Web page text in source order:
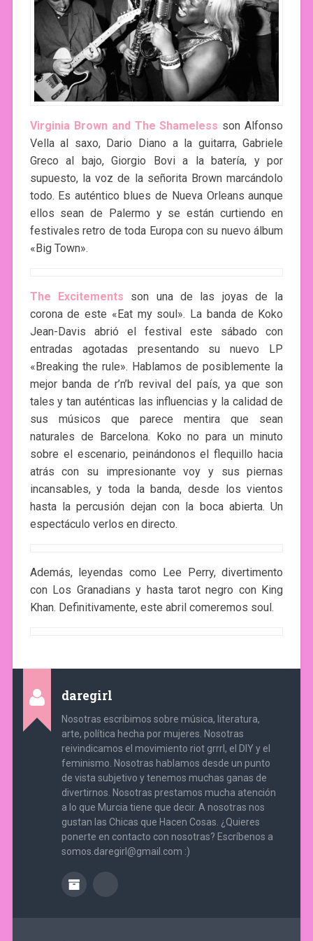
Virginia Brown and The Shameless son Alfonso
Vella al saxo, Dario Diano a la guitarra, Gabriele
Greco al bajo, Giorgio Bovi a la batería, y por
supuesto, la voz de la señorita Brown marcándolo
todo. Es auténtico blues de Nueva Orleans aunque
ellos sean de Palermo y se están curtiendo en
festivales retro de toda Europa con su nuevo álbum
«Big Town».
The Excitements son una de las joyas de la
corona de este «Eat my soul». La banda de Koko
Jean-Davis abrió el festival este sábado con
entradas agotadas presentando su nuevo LP
«Breaking the rule». Hablamos de posiblemente la
mejor banda de r’n’b revival del país, ya que son
tales y tan auténticas las influencias y la calidad de
sus músicos que parece mentira que sean
naturales de Barcelona. Koko no para un minuto
sobre el escenario, peinándonos el flequillo hacia
atrás con su impresionante voy y sus piernas
incansables, y toda la banda, desde los vientos
hasta la percusión dejan con la boca abierta. Un
espectáculo verlos en directo.
Además, leyendas como Lee Perry, divertimento
con Los Granadians y hasta tarot negro con King
Khan. Definitivamente, este abril comeremos soul.
daregirl
Nosotras escribimos sobre música, literatura,
arte, política hecha por mujeres. Nosotras
reivindicamos el movimiento riot grrrl, el DIY y el
feminismo. Nosotras hablamos desde un punto
de vista subjetivo y tenemos muchas ganas de
divertirnos. Nosotras prestamos mucha atención
a lo que Murcia tiene que decir. A nosotras nos
gustan las Chicas que Hacen Cosas. ¿Quieres
ponerte en contacto con nosotras? Escríbenos a
somos.daregirl@gmail.com :)